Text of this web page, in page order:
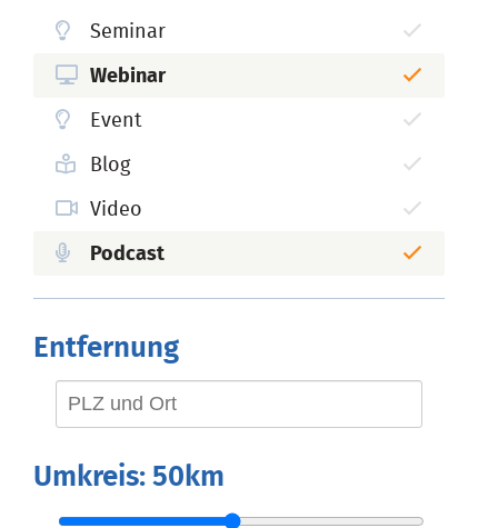
Seminar
Webinar
Event
Blog
Video
Podcast
Entfernung
Umkreis: 50km